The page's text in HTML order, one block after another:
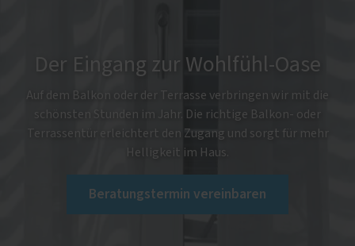
Der Eingang zur Wohlfühl-Oase
Auf dem Balkon oder der Terrasse verbringen wir mit die
schönsten Stunden im Jahr. Die richtige Balkon- oder
Terrassentür erleichtert den Zugang und sorgt für mehr
Helligkeit im Haus.
Beratungstermin vereinbaren